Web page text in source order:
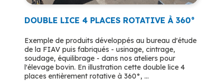
DOUBLE LICE 4 PLACES ROTATIVE À 360°
Exemple de produits développés au bureau d'étude
de la FIAV puis fabriqués - usinage, cintrage,
soudage, équilibrage - dans nos ateliers pour
l'élevage bovin. En illustration cette double lice 4
places entièrement rotative à 360°, ...